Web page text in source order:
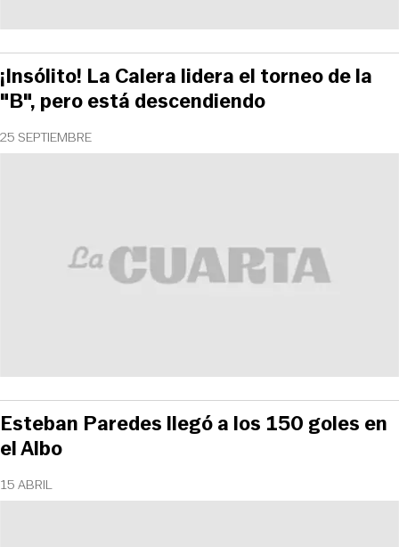
25 SEPTIEMBRE
¡Insólito! La Calera lidera el torneo de la
"B", pero está descendiendo
15 ABRIL
Esteban Paredes llegó a los 150 goles en
el Albo